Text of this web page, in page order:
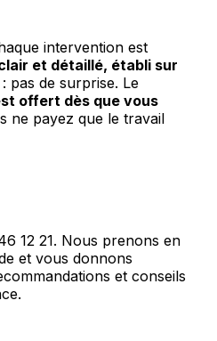
intervention est
et détaillé, établi sur
: pas de surprise. Le
offert dès que vous
ne payez que le travail
12 21. Nous prenons en
et vous donnons
et conseils